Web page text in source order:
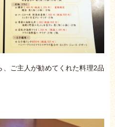
、ご主人が勧めてくれた料理2品